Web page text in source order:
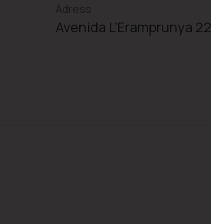
Adress
Avenida L’Eramprunya 22